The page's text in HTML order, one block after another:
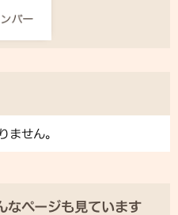
ません。
なページも見ています